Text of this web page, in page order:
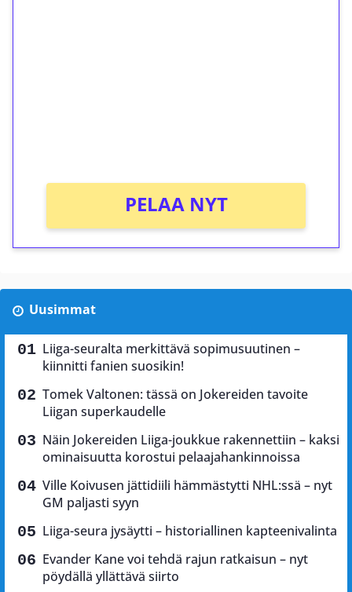
PELAA NYT
Uusimmat
Liiga-seuralta merkittävä sopimusuutinen –
kiinnitti fanien suosikin!
Tomek Valtonen: tässä on Jokereiden tavoite
Liigan superkaudelle
Näin Jokereiden Liiga-joukkue rakennettiin – kaksi
ominaisuutta korostui pelaajahankinnoissa
Ville Koivusen jättidiili hämmästytti NHL:ssä – nyt
GM paljasti syyn
Liiga-seura jysäytti – historiallinen kapteenivalinta
Evander Kane voi tehdä rajun ratkaisun – nyt
pöydällä yllättävä siirto